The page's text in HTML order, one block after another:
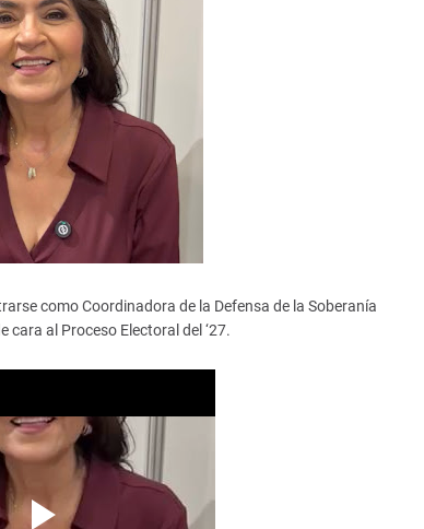
como Coordinadora de la Defensa de la Soberanía
al Proceso Electoral del ‘27.